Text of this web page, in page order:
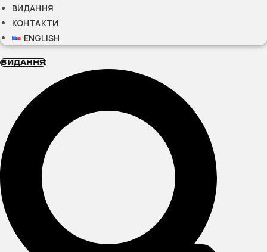
ВИДАННЯ
КОНТАКТИ
ENGLISH
ВИДАННЯ